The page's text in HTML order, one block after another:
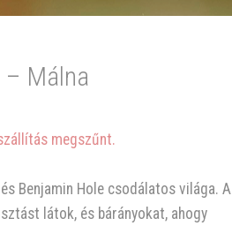
Málna
megszűnt.
Benjamin Hole csodálatos világa. A
látok, és bárányokat, ahogy